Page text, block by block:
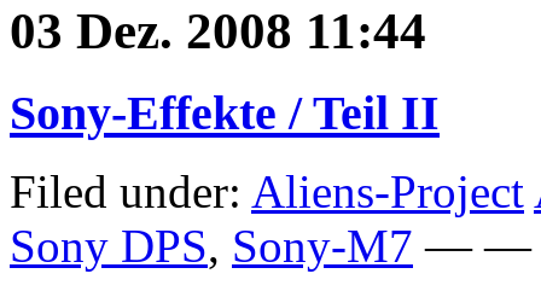
03 Dez. 2008 11:44
Sony-Effekte / Teil II
Filed under: Aliens-Project
Sony DPS, Sony-M7 — —